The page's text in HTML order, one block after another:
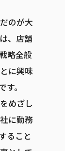
のが大
、店舗
略全般
に興味
。
めざし
に勤務
ること